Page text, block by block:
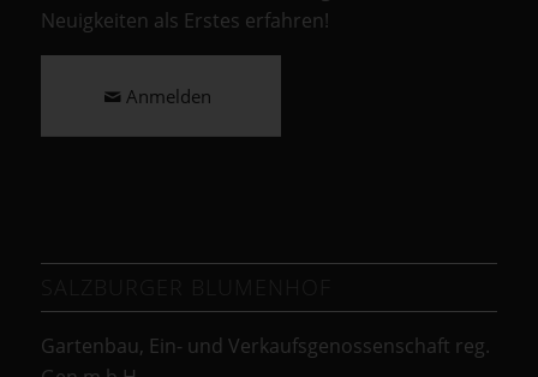
Neuigkeiten als Erstes erfahren!
Anmelden
Gartenbau, Ein- und Verkaufsgenossenschaft reg.